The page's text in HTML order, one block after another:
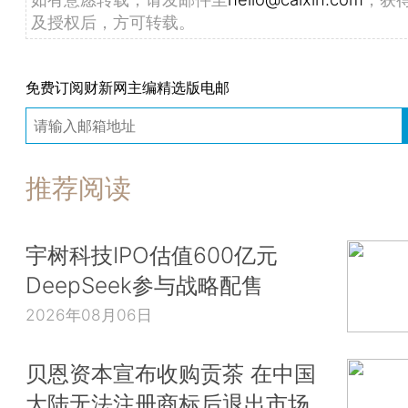
及授权后，方可转载。
免费订阅财新网主编精选版电邮
推荐阅读
宇树科技IPO估值600亿元
DeepSeek参与战略配售
2026年08月06日
贝恩资本宣布收购贡茶 在中国